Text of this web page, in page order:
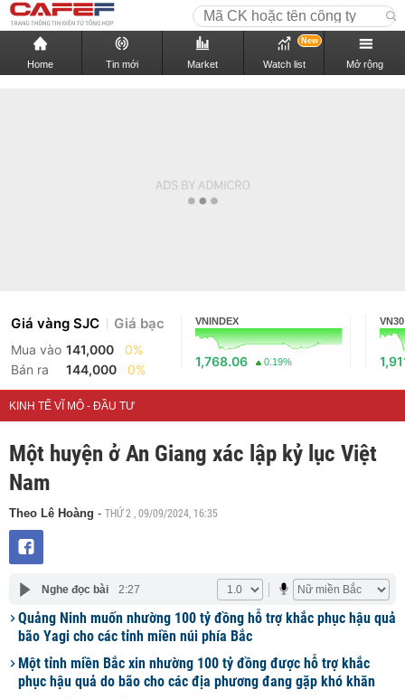
Home Tin mới Market Watch list
New
Mở rộng
Giá vàng SJC Giá bạc
Mua vào 141,000
0%
Bán ra
144,000 0%
VNINDEX
1,768.06 0.19%
VN30
KINH TẾ VĨ MÔ - ĐẦU TƯ
Một huyện ở An Giang xác lập kỷ lục Việt
Nam
Theo Lê Hoàng - THỨ 2 , 09/09/2024, 16:35
Nghe đọc bài 2:27
Quảng Ninh muốn nhường 100 tỷ đồng hỗ trợ khắc phục hậu quả
bão Yagi cho các tỉnh miền núi phía Bắc
Một tỉnh miền Bắc xin nhường 100 tỷ đồng được hỗ trợ khắc
phục hậu quả do bão cho các địa phương đang gặp khó khăn